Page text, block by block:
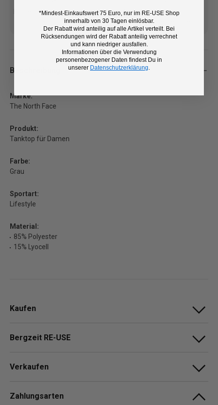
Kostenlose Lieferung ab 100
€ (DE/AT)
14 Tage Rückgaberecht und
kostenlose Retoure
Beschreibung
Marke:
The North Face
Produkt:
Tanktop für Damen
Farbe:
Grau
Sportart:
Lifestyle
Material:
85% Polyester
15% Lyocell
Kaufen
Bergzeit RE-USE
Verkaufen
Zahlungsarten
*Mindest-Einkaufswert 75 Euro, nur im RE-USE Shop
innerhalb von 30 Tagen einlösbar.
Der Rabatt wird anteilig auf alle Artikel verteilt. Bei
Rücksendungen wird der Rabatt anteilig verrechnet
und kann niedriger ausfallen.
Informationen über die Verwendung
personenbezogener Daten findest Du in
unserer Datenschutzerklärung.